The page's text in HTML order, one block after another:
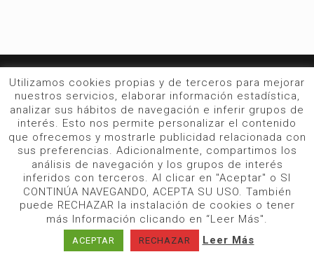
La web de lasNo-Noticiaspara conocer
cosas no tan relevantes
estonoesnoticia.com | 2021 |Aviso Legal y Cookies
Utilizamos cookies propias y de terceros para mejorar
nuestros servicios, elaborar información estadística,
analizar sus hábitos de navegación e inferir grupos de
interés. Esto nos permite personalizar el contenido
que ofrecemos y mostrarle publicidad relacionada con
sus preferencias. Adicionalmente, compartimos los
análisis de navegación y los grupos de interés
inferidos con terceros. Al clicar en "Aceptar" o SI
CONTINÚA NAVEGANDO, ACEPTA SU USO. También
puede RECHAZAR la instalación de cookies o tener
más Información clicando en “Leer Más".
ACEPTAR RECHAZAR Leer Más